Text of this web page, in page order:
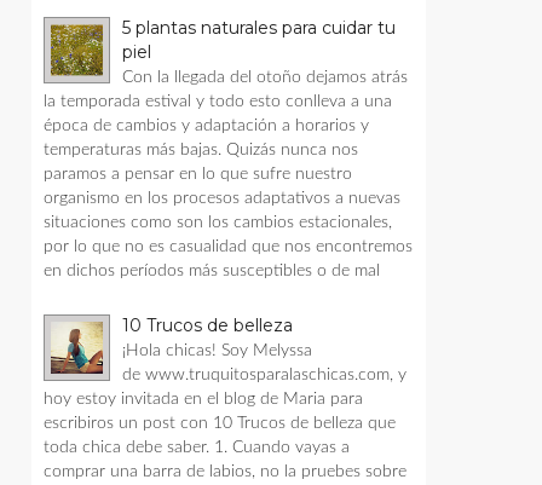
5 plantas naturales para cuidar tu
piel
Con la llegada del otoño dejamos atrás
la temporada estival y todo esto conlleva a una
época de cambios y adaptación a horarios y
temperaturas más bajas. Quizás nunca nos
paramos a pensar en lo que sufre nuestro
organismo en los procesos adaptativos a nuevas
situaciones como son los cambios estacionales,
por lo que no es casualidad que nos encontremos
en dichos períodos más susceptibles o de mal
10 Trucos de belleza
¡Hola chicas! Soy Melyssa
de www.truquitosparalaschicas.com, y
hoy estoy invitada en el blog de Maria para
escribiros un post con 10 Trucos de belleza que
toda chica debe saber. 1. Cuando vayas a
comprar una barra de labios, no la pruebes sobre